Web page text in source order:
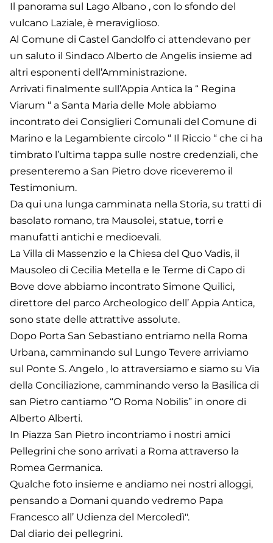
Il panorama sul Lago Albano , con lo sfondo del
vulcano Laziale, è meraviglioso.
Al Comune di Castel Gandolfo ci attendevano per
un saluto il Sindaco Alberto de Angelis insieme ad
altri esponenti dell’Amministrazione.
Arrivati finalmente sull’Appia Antica la “ Regina
Viarum “ a Santa Maria delle Mole abbiamo
incontrato dei Consiglieri Comunali del Comune di
Marino e la Legambiente circolo “ Il Riccio “ che ci ha
timbrato l’ultima tappa sulle nostre credenziali, che
presenteremo a San Pietro dove riceveremo il
Testimonium.
Da qui una lunga camminata nella Storia, su tratti di
basolato romano, tra Mausolei, statue, torri e
manufatti antichi e medioevali.
La Villa di Massenzio e la Chiesa del Quo Vadis, il
Mausoleo di Cecilia Metella e le Terme di Capo di
Bove dove abbiamo incontrato Simone Quilici,
direttore del parco Archeologico dell’ Appia Antica,
sono state delle attrattive assolute.
Dopo Porta San Sebastiano entriamo nella Roma
Urbana, camminando sul Lungo Tevere arriviamo
sul Ponte S. Angelo , lo attraversiamo e siamo su Via
della Conciliazione, camminando verso la Basilica di
san Pietro cantiamo “O Roma Nobilis” in onore di
Alberto Alberti.
In Piazza San Pietro incontriamo i nostri amici
Pellegrini che sono arrivati a Roma attraverso la
Romea Germanica.
Qualche foto insieme e andiamo nei nostri alloggi,
pensando a Domani quando vedremo Papa
Francesco all’ Udienza del Mercoledì".
Dal diario dei pellegrini.